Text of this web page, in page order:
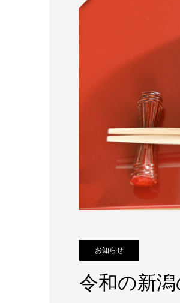
お知らせ
令和の新